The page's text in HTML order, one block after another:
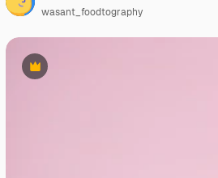
Premium
wasant_foodtography